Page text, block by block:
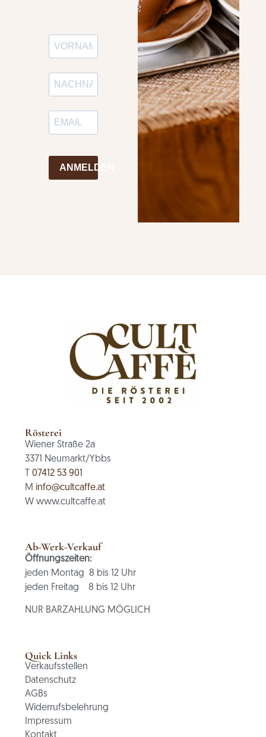
ANMELDEN
Rösterei
Wiener Straße 2a
3371 Neumarkt/Ybbs
T07412 53 901
M info@cultcaffe.at
W www.cultcaffe.at
Ab-Werk-Verkauf
Öffnungszeiten:
jeden Montag 8 bis 12 Uhr
jeden Freitag 8 bis 12 Uhr
NUR BARZAHLUNG MÖGLICH
Quick Links
Verkaufsstellen
Datenschutz
AGBs
Widerrufsbelehrung
Impressum